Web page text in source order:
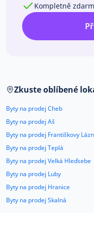
Kompletně
Zkuste oblíbené
Byty na prodej Cheb
Byty na prodej Aš
Byty na prodej Františkovy
Byty na prodej Teplá
Byty na prodej Velká Hleďsebe
Byty na prodej Luby
Byty na prodej Hranice
Byty na prodej Skalná